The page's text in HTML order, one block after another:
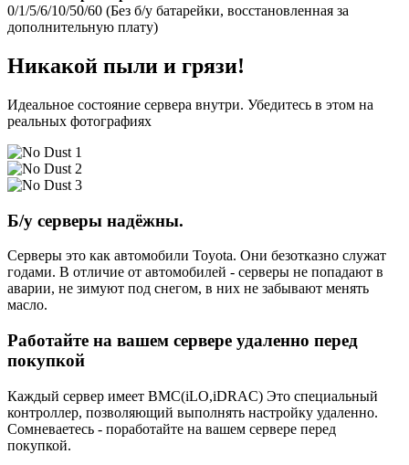
0/1/5/6/10/50/60 (Без б/у батарейки, восстановленная за
дополнительную плату)
Никакой пыли и грязи!
Идеальное состояние сервера внутри. Убедитесь в этом на
реальных фотографиях
Б/у серверы надёжны.
Серверы это как автомобили Toyota. Они безотказно служат
годами. В отличие от автомобилей - серверы не попадают в
аварии, не зимуют под снегом, в них не забывают менять
масло.
Работайте на вашем сервере удаленно перед
покупкой
Каждый сервер имеет BMC(iLO,iDRAC) Это специальный
контроллер, позволяющий выполнять настройку удаленно.
Сомневаетесь - поработайте на вашем сервере перед
покупкой.